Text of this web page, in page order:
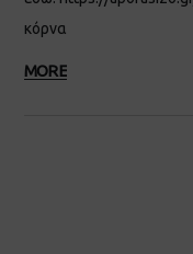
κόρνα
MORE